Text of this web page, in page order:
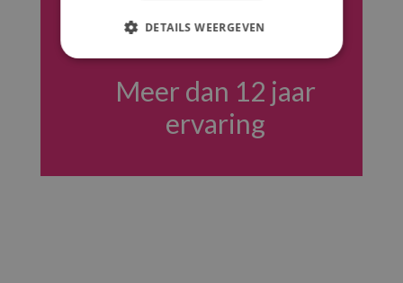
All in prijzen
Meer dan 12 jaar
ervaring
DETAILS WEERGEVEN